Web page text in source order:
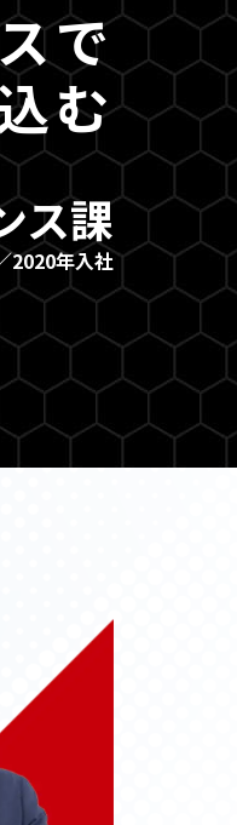
で
む
ス課
2020年入社